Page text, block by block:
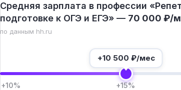
Средняя зарплата в профессии
подготовке к ОГЭ и ЕГЭ» — 70 000 ₽/
по данным hh.ru
+10 500 ₽/мес
+10% +15%